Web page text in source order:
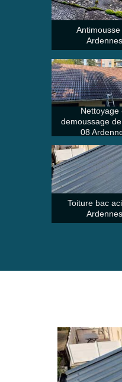
Ardennes
Nettoyage
demoussage
08
Toiture bac
Ardennes